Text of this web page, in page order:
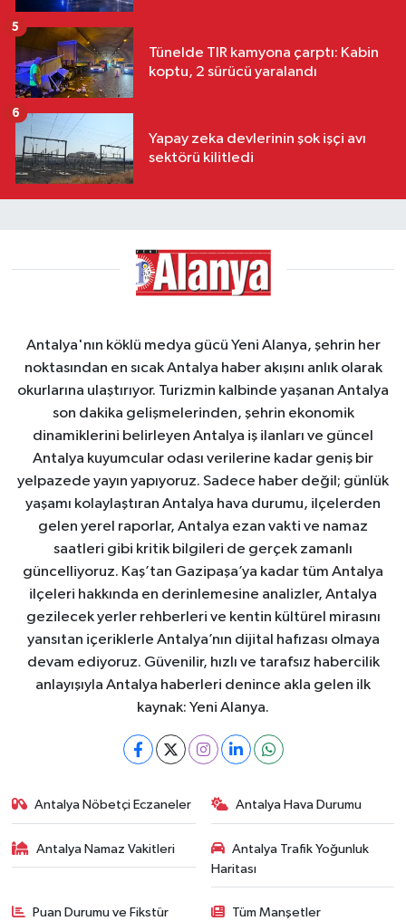
Tünelde TIR kamyona çarptı: Kabin
koptu, 2 sürücü yaralandı
5
Yapay zeka devlerinin şok işçi avı
sektörü kilitledi
6
Antalya'nın köklü medya gücü Yeni Alanya, şehrin her
noktasından en sıcak Antalya haber akışını anlık olarak
okurlarına ulaştırıyor. Turizmin kalbinde yaşanan Antalya
son dakika gelişmelerinden, şehrin ekonomik
dinamiklerini belirleyen Antalya iş ilanları ve güncel
Antalya kuyumcular odası verilerine kadar geniş bir
yelpazede yayın yapıyoruz. Sadece haber değil; günlük
yaşamı kolaylaştıran Antalya hava durumu, ilçelerden
gelen yerel raporlar, Antalya ezan vakti ve namaz
saatleri gibi kritik bilgileri de gerçek zamanlı
güncelliyoruz. Kaş’tan Gazipaşa’ya kadar tüm Antalya
ilçeleri hakkında en derinlemesine analizler, Antalya
gezilecek yerler rehberleri ve kentin kültürel mirasını
yansıtan içeriklerle Antalya’nın dijital hafızası olmaya
devam ediyoruz. Güvenilir, hızlı ve tarafsız habercilik
anlayışıyla Antalya haberleri denince akla gelen ilk
kaynak: Yeni Alanya.
Antalya Nöbetçi Eczaneler Antalya Hava Durumu
Antalya Namaz Vakitleri
Antalya Trafik Yoğunluk
Haritası
Puan Durumu ve Fikstür Tüm Manşetler